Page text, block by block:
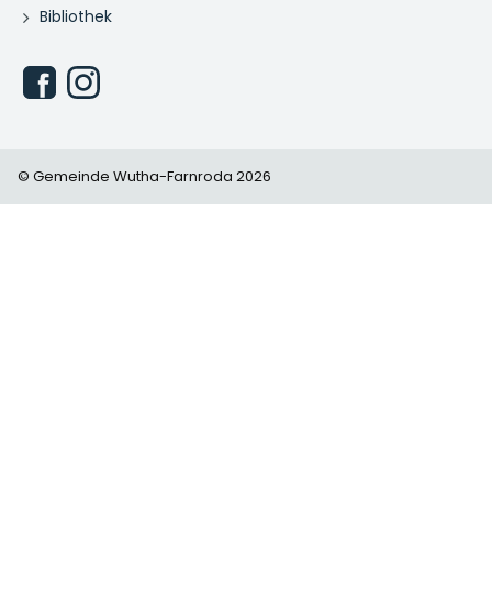
Bibliothek
© Gemeinde Wutha-Farnroda 2026